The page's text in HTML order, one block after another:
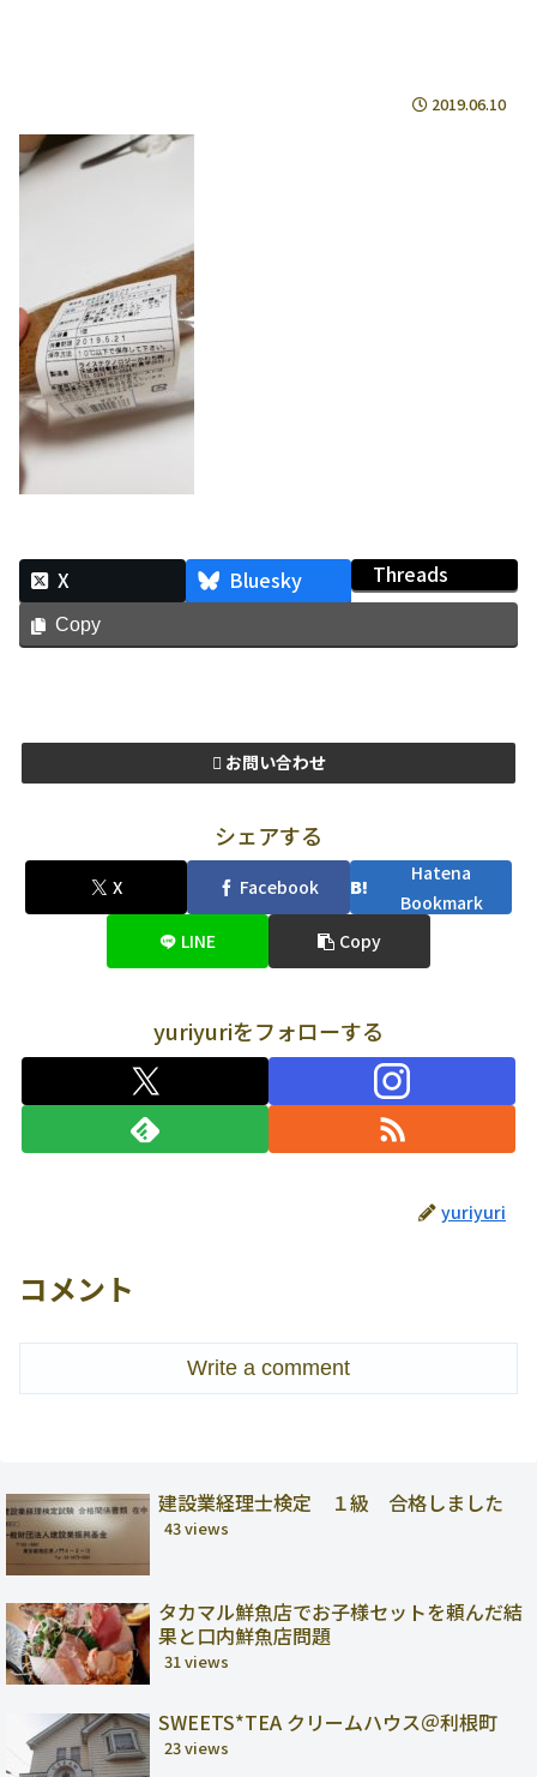
2019.06.10
X Bluesky Threads
Copy
お問い合わせ
シェアする
X Facebook
Hatena
Bookmark
LINE
Copy
yuriyuriをフォローする
yuriyuri
コメント
Write a comment
建設業経理士検定 １級 合格しました
43 views
タカマル鮮魚店でお子様セットを頼んだ結
果と口内鮮魚店問題
31 views
SWEETS*TEA クリームハウス＠利根町
23 views